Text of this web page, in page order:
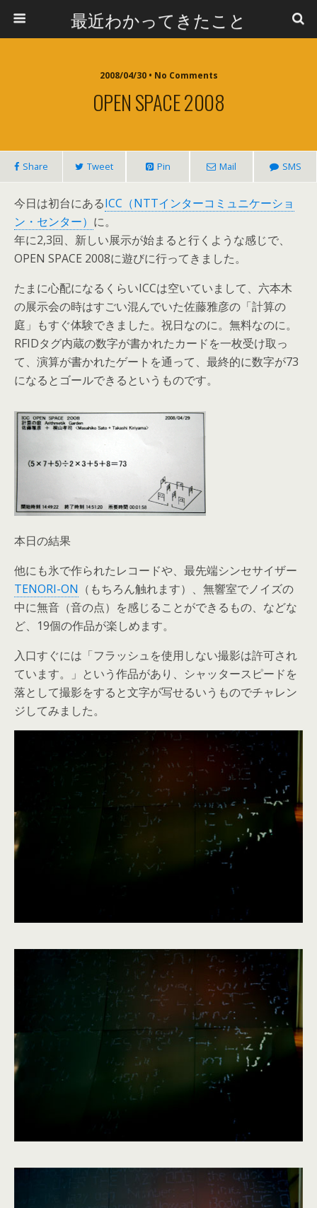
最近わかってきたこと
2008/04/30 • No Comments
OPEN SPACE 2008
Share Tweet Pin Mail SMS
今日は初台にあるICC（NTTインターコミュニケーショ
ン・センター） に。
年に2,3回、新しい展示が始まると行くような感じで、
OPEN SPACE 2008に遊びに行ってきました。
たまに心配になるくらいICCは空いていまして、六本木
の展示会の時はすごい混んでいた佐藤雅彦の「計算の
庭」もすぐ体験できました。祝日なのに。無料なのに。
RFIDタグ内蔵の数字が書かれたカードを一枚受け取っ
て、演算が書かれたゲートを通って、最終的に数字が73
になるとゴールできるというものです。
本日の結果
他にも氷で作られたレコードや、最先端シンセサイザー
TENORI-ON （もちろん触れます）、無響室でノイズの
中に無音（音の点）を感じることができるもの、などな
ど、19個の作品が楽しめます。
入口すぐには「フラッシュを使用しない撮影は許可され
ています。」という作品があり、シャッタースピードを
落として撮影をすると文字が写せるいうものでチャレン
ジしてみました。